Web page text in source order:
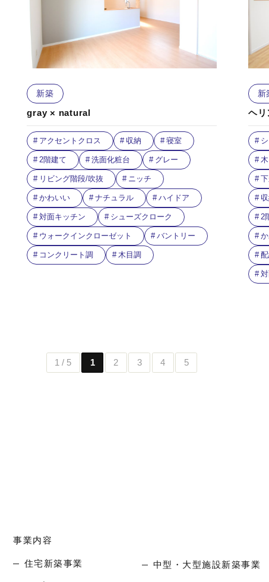
新築
gray × natural
アクセントクロス 収納 寝室
2階建て 洗面化粧台 グレー
リビング階段/吹抜 ニッチ
かわいい ナチュラル ハイドア
対面キッチン シューズクローク
ウォークインクローゼット バントリー
コンクリート調 木目調
新
ヘリ
2
1 / 5 1 2 3 4 5
事業内容
住宅新築事業 中型・大型施設新築事業